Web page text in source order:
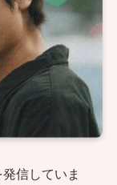
信していま